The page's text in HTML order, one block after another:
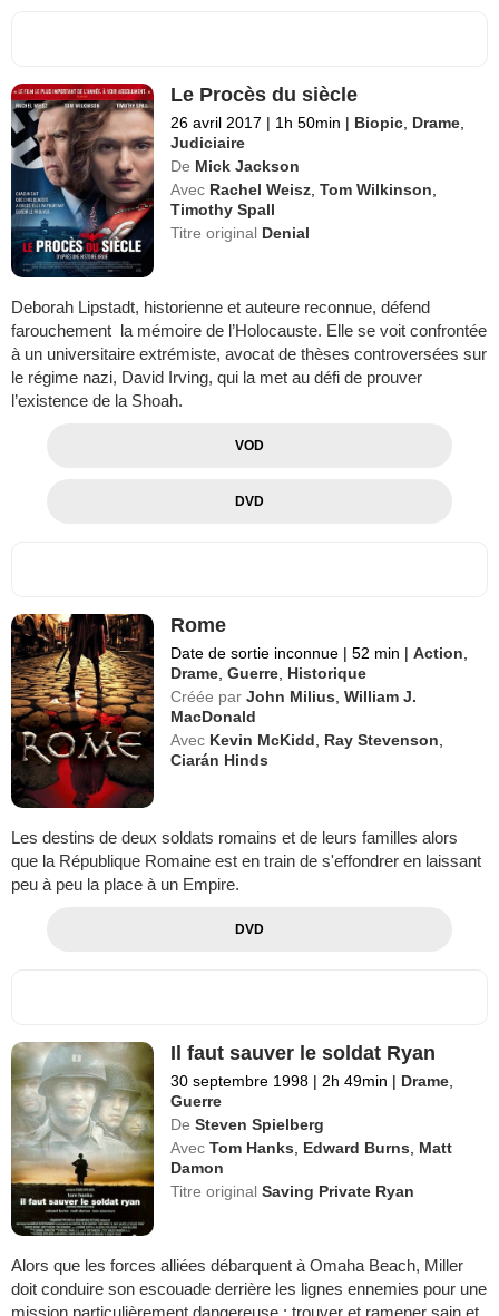
Le Procès du siècle
26 avril 2017 | 1h 50min | Biopic Drame
Judiciaire
De Mick Jackson
Avec Rachel Weisz ,Tom Wilkinson
Timothy Spall
Titre original Denial
Deborah Lipstadt, historienne et auteure reconnue, défend
farouchement la mémoire de l’Holocauste. Elle se voit confrontée
à un universitaire extrémiste, avocat de thèses controversées sur
le régime nazi, David Irving, qui la met au défi de prouver
l’existence de la Shoah.
VOD
DVD
Rome
Date de sortie inconnue | 52 min | Action
Drame ,Guerre Historique
Créée par John Milius ,William J.
MacDonald
Avec Kevin McKidd Ray Stevenson
Ciarán Hinds
Les destins de deux soldats romains et de leurs familles alors
que la République Romaine est en train de s'effondrer en laissant
peu à peu la place à un Empire.
DVD
Il faut sauver le soldat Ryan
30 septembre 1998 | 2h 49min | Drame
Guerre
De Steven Spielberg
Avec Tom Hanks Edward Burns
Matt
Damon
Titre originalSaving Private Ryan
Alors que les forces alliées débarquent à Omaha Beach, Miller
doit conduire son escouade derrière les lignes ennemies pour une
mission particulièrement dangereuse : trouver et ramener sain et